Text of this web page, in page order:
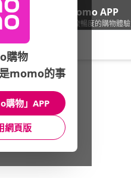
下載momo APP
給你3倍流暢度的購物體驗
內衣/女內著/女內褲
館長推薦 月銷量
購物
momo的事
購物」APP
網頁版